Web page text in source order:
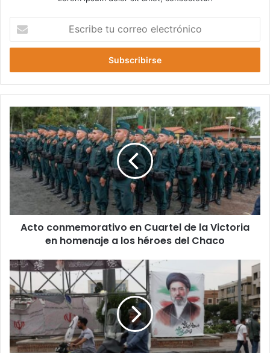
c
i
b
t
u
c
o
r
t
r
ó
n
i
o
Acto conmemorativo en Cuartel de la Victoria
en homenaje a los héroes del Chaco